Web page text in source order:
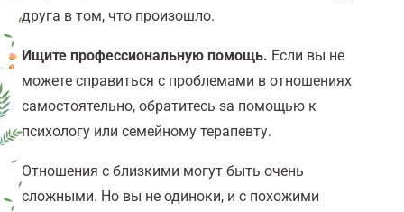
друга в том, что произошло.
Ищите профессиональную помощь. Если вы не
можете справиться с проблемами в отношениях
самостоятельно, обратитесь за помощью к
психологу или семейному терапевту.
Отношения с близкими могут быть очень
сложными. Но вы не одиноки, и с похожими